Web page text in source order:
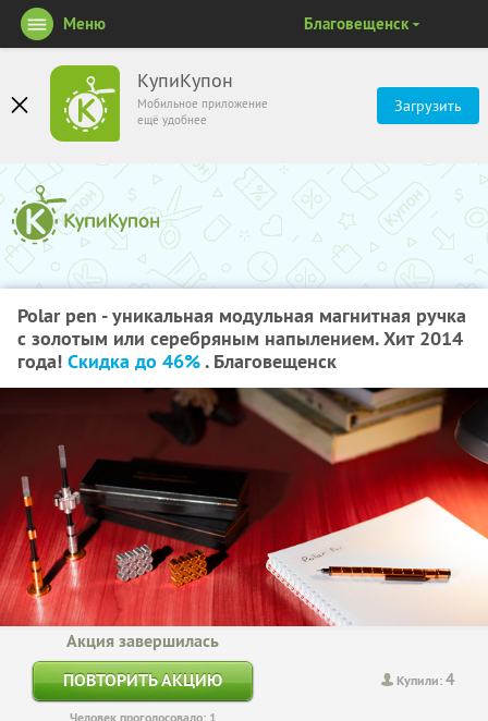
КупиКупон
Мобильное приложение
ещё удобнее
Загрузить
Меню Благовещенск
Polar pen - уникальная модульная магнитная ручка
с золотым или серебряным напылением. Хит 2014
года! Скидка до 46%. Благовещенск
Купили:4
Акция завершилась
ПОВТОРИТЬ АКЦИЮ